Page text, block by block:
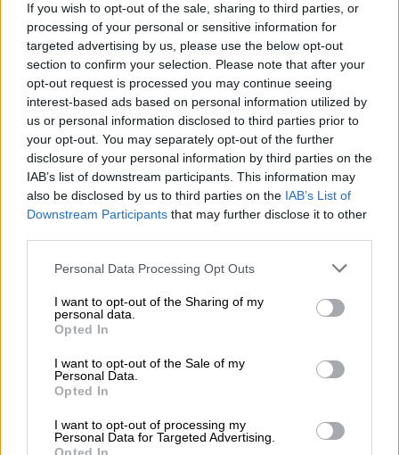
If you wish to opt-out of the sale, sharing to third parties, or
processing of your personal or sensitive information for
targeted advertising by us, please use the below opt-out
section to confirm your selection. Please note that after your
opt-out request is processed you may continue seeing
interest-based ads based on personal information utilized by
us or personal information disclosed to third parties prior to
your opt-out. You may separately opt-out of the further
disclosure of your personal information by third parties on the
IAB’s list of downstream participants. This information may
also be disclosed by us to third parties on the IAB’s List of
Downstream Participants that may further disclose it to other
Please note that this website/app uses one or more Google
not limited to your visit or usage behaviour. You may click to
grant or deny consent to Google and its third-party tags to
use your data for below specified purposes in below Google
consent section.
Personal Data Processing Opt Outs
I want to opt-out of the Sharing of my
personal data.
Opted In
I want to opt-out of the Sale of my
Personal Data.
Opted In
I want to opt-out of processing my
Personal Data for Targeted Advertising.
βοηθός έρευνας στο πανεπιστήμιο
Μπιλκέντ. Μεταξύ 1993 και 2001, εργάστηκε
ως βοηθός ερευνητή στο πανεπιστήμιο του
Σαγγάριου και το τμήμα Δημόσιας Διοίκησης,
και μεταξύ 2001 και 2009, εργάστηκε ως
λέκτορας στο Τμήμα Διεθνών Σχέσεων του
ίδιου πανεπιστημίου. Το 2006, έγινε
αναπληρωτής καθηγητής στο πανεπιστήμιο
του Σαγγάριου. Μεταξύ 2006 και 2009,
διετέλεσε επικεφαλής του Τμήματος
Διεθνών Σχέσεων.
Το 2009, μετακόμισε στο
Ιστάνμπουλ Σεχίρ τηςΚωνσταντινούπολης
ως επικεφαλής του τμήματος Πολιτικής
2011, ήταν επισκέπτης υπότροφος στο
πανεπιστήμιο George Mason.
Συντονιστής του think tank SETA